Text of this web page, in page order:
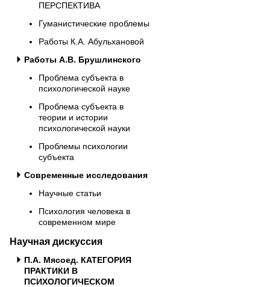
ПЕРСПЕКТИВА
Гуманистические проблемы
Работы К.А. Абульхановой
Работы А.В. Брушлинского
Проблема субъекта в
психологической науке
Проблема субъекта в
теории и истории
психологической науки
Проблемы психологии
субъекта
Современные исследования
Научные статьи
Психология человека в
современном мире
Научная дискуссия
П.А. Мясоед. КАТЕГОРИЯ
ПРАКТИКИ В
ПСИХОЛОГИЧЕСКОМ